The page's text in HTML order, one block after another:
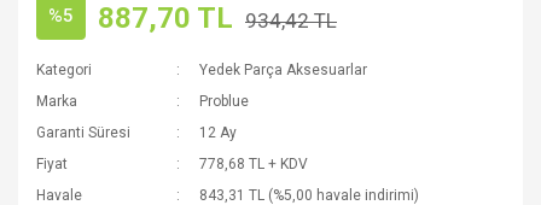
%5 887,70 TL 934,42 TL
Kategori
Yedek Parça Aksesuarlar
Marka
Problue
Garanti Süresi
12 Ay
Fiyat
778,68 TL + KDV
Havale
843,31 TL (%5,00 havale indirimi)